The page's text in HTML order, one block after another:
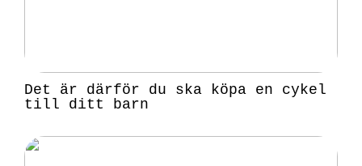
Det är därför du ska köpa en cykel
till ditt barn